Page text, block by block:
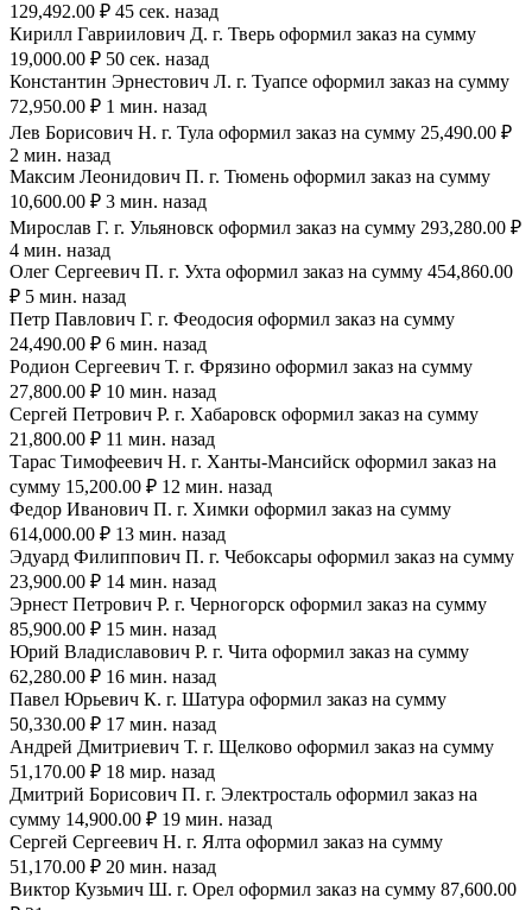
129,492.00 ₽ 45 сек. назад
Кирилл Гавриилович Д. г. Тверь оформил заказ на сумму
19,000.00 ₽ 50 сек. назад
Константин Эрнестович Л. г. Туапсе оформил заказ на сумму
72,950.00 ₽ 1 мин. назад
Лев Борисович Н. г. Тула оформил заказ на сумму 25,490.00 ₽
2 мин. назад
Максим Леонидович П. г. Тюмень оформил заказ на сумму
10,600.00 ₽ 3 мин. назад
Мирослав Г. г. Ульяновск оформил заказ на сумму 293,280.00 ₽
4 мин. назад
Олег Сергеевич П. г. Ухта оформил заказ на сумму 454,860.00
₽ 5 мин. назад
Петр Павлович Г. г. Феодосия оформил заказ на сумму
24,490.00 ₽ 6 мин. назад
Родион Сергеевич Т. г. Фрязино оформил заказ на сумму
27,800.00 ₽ 10 мин. назад
Сергей Петрович Р. г. Хабаровск оформил заказ на сумму
21,800.00 ₽ 11 мин. назад
Тарас Тимофеевич Н. г. Ханты-Мансийск оформил заказ на
сумму 15,200.00 ₽ 12 мин. назад
Федор Иванович П. г. Химки оформил заказ на сумму
614,000.00 ₽ 13 мин. назад
Эдуард Филиппович П. г. Чебоксары оформил заказ на сумму
23,900.00 ₽ 14 мин. назад
Эрнест Петрович Р. г. Черногорск оформил заказ на сумму
85,900.00 ₽ 15 мин. назад
Юрий Владиславович Р. г. Чита оформил заказ на сумму
62,280.00 ₽ 16 мин. назад
Павел Юрьевич К. г. Шатура оформил заказ на сумму
50,330.00 ₽ 17 мин. назад
Андрей Дмитриевич Т. г. Щелково оформил заказ на сумму
51,170.00 ₽ 18 мир. назад
Дмитрий Борисович П. г. Электросталь оформил заказ на
сумму 14,900.00 ₽ 19 мин. назад
Сергей Сергеевич Н. г. Ялта оформил заказ на сумму
51,170.00 ₽ 20 мин. назад
Виктор Кузьмич Ш. г. Орел оформил заказ на сумму 87,600.00